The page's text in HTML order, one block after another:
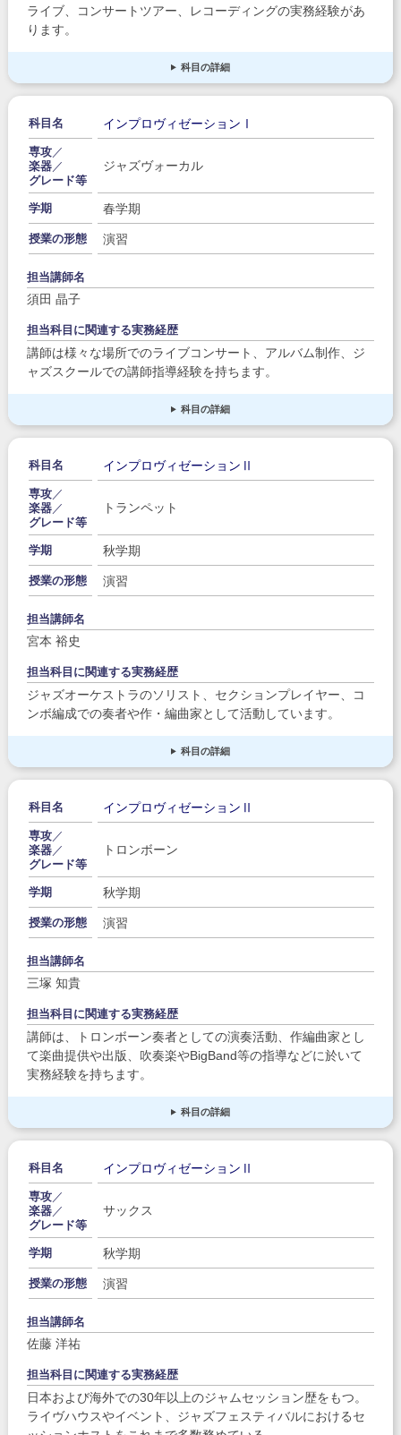
ライブ、コンサートツアー、レコーディングの実務経験があ
ります。
科目の詳細
科目名 インプロヴィゼーションⅠ
専攻／
楽器／
グレード等
ジャズヴォーカル
学期 春学期
授業の形態 演習
担当講師名
須田 晶子
担当科目に関連する実務経歴
講師は様々な場所でのライブコンサート、アルバム制作、ジ
ャズスクールでの講師指導経験を持ちます。
科目の詳細
科目名 インプロヴィゼーションⅡ
専攻／
楽器／
グレード等
トランペット
学期 秋学期
授業の形態 演習
担当講師名
宮本 裕史
担当科目に関連する実務経歴
ジャズオーケストラのソリスト、セクションプレイヤー、コ
ンボ編成での奏者や作・編曲家として活動しています。
科目の詳細
科目名 インプロヴィゼーションⅡ
専攻／
楽器／
グレード等
トロンボーン
学期 秋学期
授業の形態 演習
担当講師名
三塚 知貴
担当科目に関連する実務経歴
講師は、トロンボーン奏者としての演奏活動、作編曲家とし
て楽曲提供や出版、吹奏楽やBigBand等の指導などに於いて
実務経験を持ちます。
科目の詳細
科目名 インプロヴィゼーションⅡ
専攻／
楽器／
グレード等
サックス
学期 秋学期
授業の形態 演習
担当講師名
佐藤 洋祐
担当科目に関連する実務経歴
日本および海外での30年以上のジャムセッション歴をもつ。
ライヴハウスやイベント、ジャズフェスティバルにおけるセ